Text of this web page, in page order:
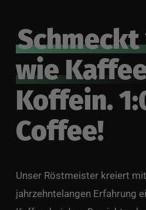
Schmeckt
wie
Koffein.
Coffee!
Unser Röstmeister kreiert
jahrzehntelangen Erfahrung